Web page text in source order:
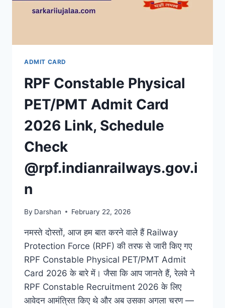
ADMIT CARD
RPF Constable Physical
PET/PMT Admit Card
2026 Link, Schedule
Check
@rpf.indianrailways.gov.i
n
By Darshan February 22, 2026
नमस्ते दोस्तों, आज हम बात करने वाले हैं Railway
Protection Force (RPF) की तरफ से जारी किए गए
RPF Constable Physical PET/PMT Admit
Card 2026 के बारे में। जैसा कि आप जानते हैं, रेलवे ने
RPF Constable Recruitment 2026 के लिए
आवेदन आमंत्रित किए थे और अब उसका अगला चरण —